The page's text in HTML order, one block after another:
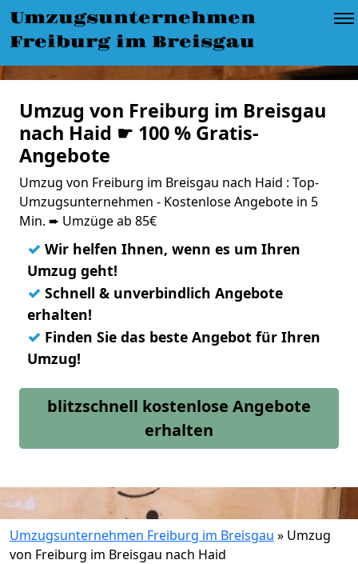
Umzugsunternehmen
Freiburg im Breisgau
Umzug von Freiburg im Breisgau
nach Haid ☛ 100 % Gratis-
Angebote
Umzug von Freiburg im Breisgau nach Haid : Top-
Umzugsunternehmen - Kostenlose Angebote in 5
Min. ➨ Umzüge ab 85€
✓ Wir helfen Ihnen, wenn es um Ihren
Umzug geht!
✓ Schnell & unverbindlich Angebote
erhalten!
✓ Finden Sie das beste Angebot für Ihren
Umzug!
blitzschnell kostenlose Angebote
erhalten
Umzugsunternehmen Freiburg im Breisgau » Umzug
von Freiburg im Breisgau nach Haid